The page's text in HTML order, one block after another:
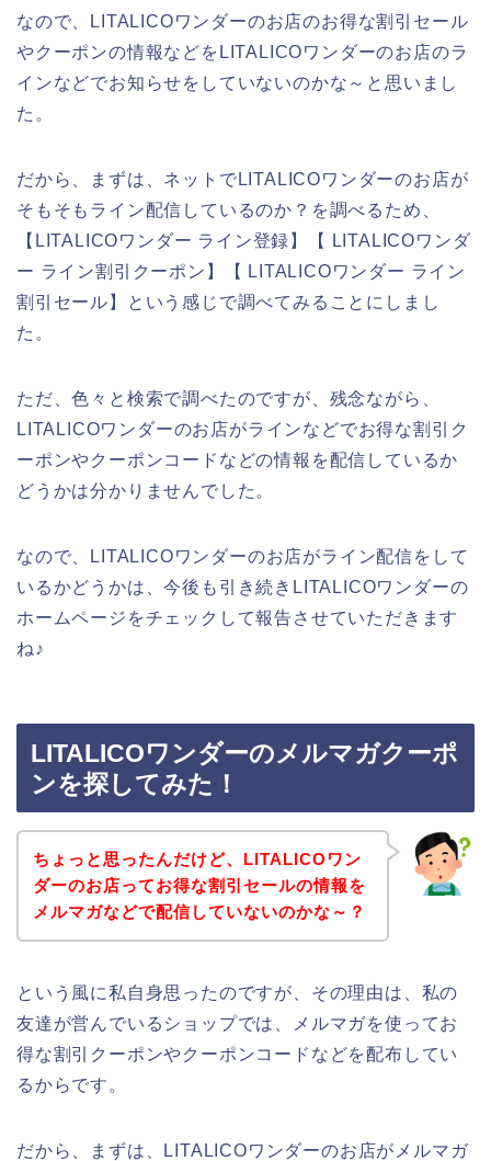
なので、LITALICOワンダーのお店のお得な割引セール
やクーポンの情報などをLITALICOワンダーのお店のラ
インなどでお知らせをしていないのかな～と思いまし
た。
だから、まずは、ネットでLITALICOワンダーのお店が
そもそもライン配信しているのか？を調べるため、
【LITALICOワンダー ライン登録】【 LITALICOワンダ
ー ライン割引クーポン】【 LITALICOワンダー ライン
割引セール】という感じで調べてみることにしまし
た。
ただ、色々と検索で調べたのですが、残念ながら、
LITALICOワンダーのお店がラインなどでお得な割引ク
ーポンやクーポンコードなどの情報を配信しているか
どうかは分かりませんでした。
なので、LITALICOワンダーのお店がライン配信をして
いるかどうかは、今後も引き続きLITALICOワンダーの
ホームページをチェックして報告させていただきます
ね♪
LITALICOワンダーのメルマガクーポ
ンを探してみた！
ちょっと思ったんだけど、LITALICOワン
ダーのお店ってお得な割引セールの情報を
メルマガなどで配信していないのかな～？
という風に私自身思ったのですが、その理由は、私の
友達が営んでいるショップでは、メルマガを使ってお
得な割引クーポンやクーポンコードなどを配布してい
るからです。
だから、まずは、LITALICOワンダーのお店がメルマガ